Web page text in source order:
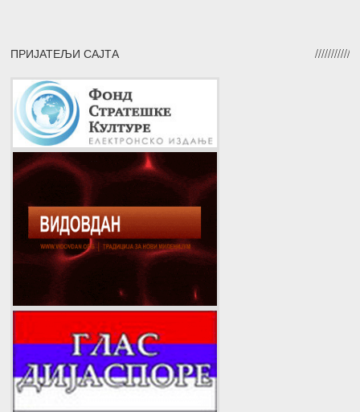
ПРИЈАТЕЉИ САЈТА